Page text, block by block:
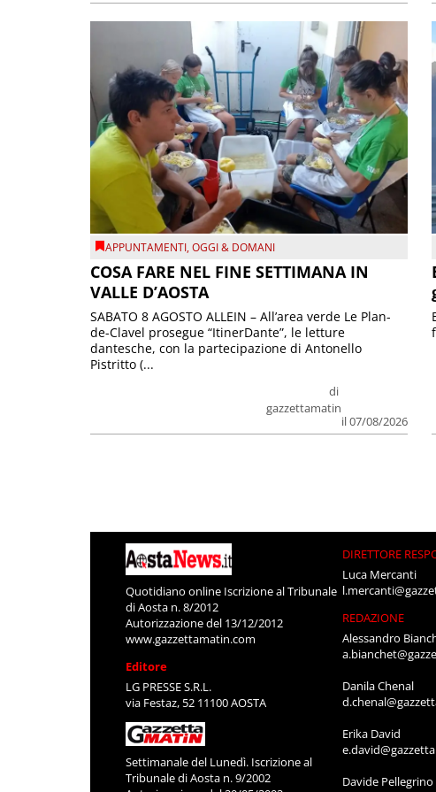
APPUNTAMENTI,OGGI & DOMANI
COSA FARE NEL FINE SETTIMANA IN
VALLE D’AOSTA
di
gazzettamatin
il 07/08/2026
SABATO 8 AGOSTO ALLEIN – All’area verde Le Plan-
de-Clavel prosegue “ItinerDante”, le letture
dantesche, con la partecipazione di Antonello
Pistritto (...
Quotidiano online Iscrizione al Tribunale
di Aosta n. 8/2012
Autorizzazione del 13/12/2012
www.gazzettamatin.com
Editore
LG PRESSE S.R.L.
via Festaz, 52 11100 AOSTA
Settimanale del Lunedì. Iscrizione al
Tribunale di Aosta n. 9/2002
DIRETTORE
Luca Mercanti
REDAZIONE
Alessandro
Danila Chenal
Erika David
Davide Pellegrino